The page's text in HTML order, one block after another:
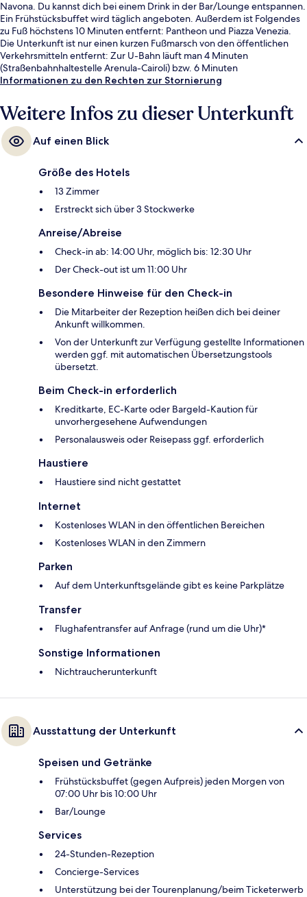
Navona. Du kannst dich bei einem Drink in der Bar/Lounge entspannen.
Ein Frühstücksbuffet wird täglich angeboten. Außerdem ist Folgendes
zu Fuß höchstens 10 Minuten entfernt: Pantheon und Piazza Venezia.
Die Unterkunft ist nur einen kurzen Fußmarsch von den öffentlichen
Verkehrsmitteln entfernt: Zur U-Bahn läuft man 4 Minuten
(Straßenbahnhaltestelle Arenula-Cairoli) bzw. 6 Minuten
(Straßenbahnhaltestelle Arenula-Min. G. Giustizia).
Informationen zu den Rechten zur Stornierung
Weitere Infos zu dieser Unterkunft
Auf einen Blick
Größe des Hotels
13 Zimmer
Erstreckt sich über 3 Stockwerke
Anreise/Abreise
Check-in ab: 14:00 Uhr, möglich bis: 12:30 Uhr
Der Check-out ist um 11:00 Uhr
Besondere Hinweise für den Check-in
Die Mitarbeiter der Rezeption heißen dich bei deiner
Ankunft willkommen.
Von der Unterkunft zur Verfügung gestellte Informationen
werden ggf. mit automatischen Übersetzungstools
übersetzt.
Beim Check-in erforderlich
Kreditkarte, EC-Karte oder Bargeld-Kaution für
unvorhergesehene Aufwendungen
Personalausweis oder Reisepass ggf. erforderlich
Haustiere
Haustiere sind nicht gestattet
Internet
Kostenloses WLAN in den öffentlichen Bereichen
Kostenloses WLAN in den Zimmern
Parken
Auf dem Unterkunftsgelände gibt es keine Parkplätze
Transfer
Flughafentransfer auf Anfrage (rund um die Uhr)*
Sonstige Informationen
Nichtraucherunterkunft
Ausstattung der Unterkunft
Speisen und Getränke
Frühstücksbuffet (gegen Aufpreis) jeden Morgen von
07:00 Uhr bis 10:00 Uhr
Bar/Lounge
Services
24-Stunden-Rezeption
Concierge-Services
Unterstützung bei der Tourenplanung/beim Ticketerwerb